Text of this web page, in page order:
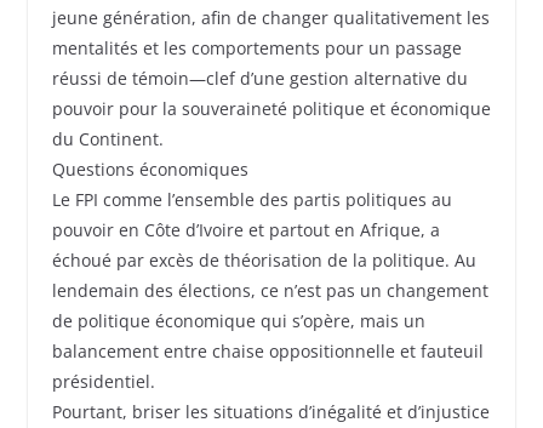
jeune génération, afin de changer qualitativement les
mentalités et les comportements pour un passage
réussi de témoin—clef d’une gestion alternative du
pouvoir pour la souveraineté politique et économique
du Continent.
Questions économiques
Le FPI comme l’ensemble des partis politiques au
pouvoir en Côte d’Ivoire et partout en Afrique, a
échoué par excès de théorisation de la politique. Au
lendemain des élections, ce n’est pas un changement
de politique économique qui s’opère, mais un
balancement entre chaise oppositionnelle et fauteuil
présidentiel.
Pourtant, briser les situations d’inégalité et d’injustice